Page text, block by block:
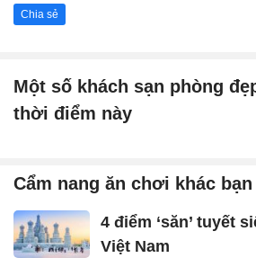
Chia sẻ
Một số khách sạn phòng
thời điểm này
Cẩm nang ăn chơi khác
4 điểm ‘săn’ tuyết
Việt Nam